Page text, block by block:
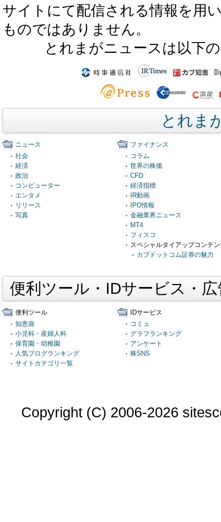
サイトにて配信される情報を用
ものではありません。
とれまがニュースは以下
とれま
ニュース
社会
経済
政治
コンピューター
エンタメ
リリース
写真
ファイナンス
コラム
世界の株価
CFD
経済指標
IR動画
IPO情報
金融業界ニュース
MT4
フィスコ
スペシャルタイアップコンテ
カブドットコム証券の魅力
便利ツール・IDサービス・
便利ツール
知恵袋
小児科・産婦人科
保育園・幼稚園
人気ブログランキング
サイトカテゴリ一覧
IDサービス
コミュ
グラフランキング
アンケート
株SNS
Copyright (C) 2006-2026